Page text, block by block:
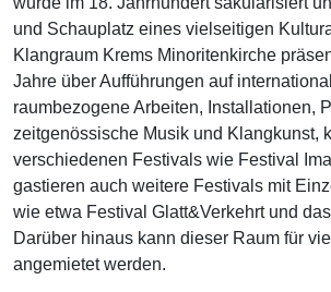
und Schauplatz eines vielseitigen
Klangraum Krems Minoritenkirche
Jahre über Aufführungen auf
raumbezogene Arbeiten, Installationen,
zeitgenössische Musik und Klangkunst,
verschiedenen Festivals wie Festival
gastieren auch weitere Festivals mit
wie etwa Festival Glatt&Verkehrt und
Darüber hinaus kann dieser Raum für
angemietet werden.